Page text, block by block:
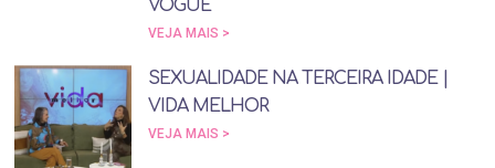
VOGUE
VEJA MAIS >
SEXUALIDADE NA TERCEIRA IDADE |
VIDA MELHOR
VEJA MAIS >